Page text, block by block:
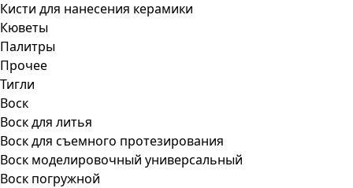
Кисти для нанесения керамики
Кюветы
Палитры
Прочее
Тигли
Воск
Воск для литья
Воск для съемного протезирования
Воск моделировочный универсальный
Воск погружной